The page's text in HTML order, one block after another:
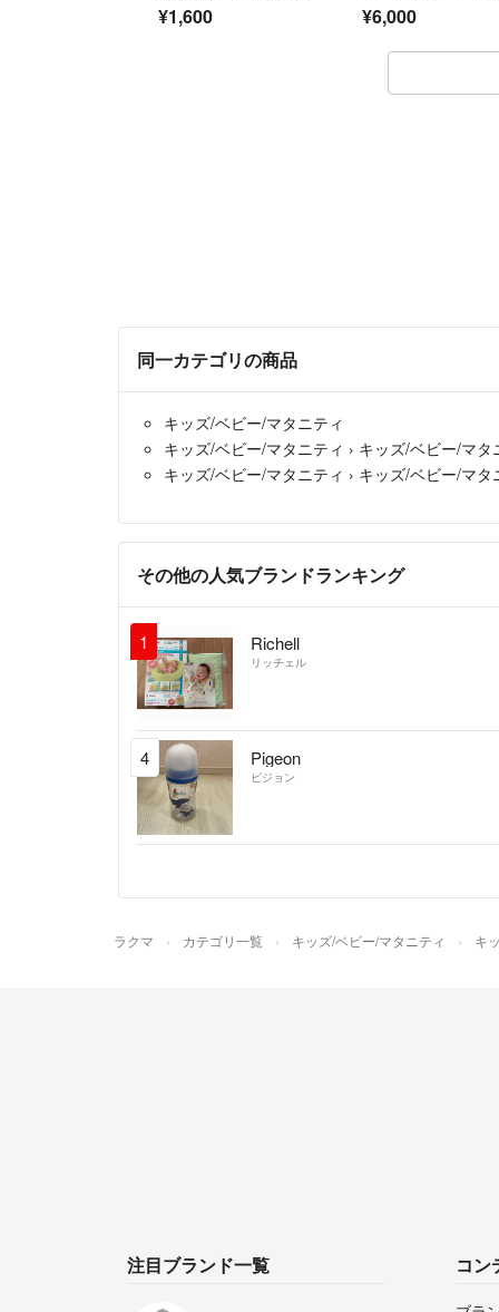
¥1,600 ュ ブラック
¥6,000
同一カテゴリの商品
キッズ/ベビー/マタニティ
キッズ/ベビー/マタニティ › キッズ/ベビー/マタ
キッズ/ベビー/マタニティ › キッズ/ベビー/マタ
その他の人気ブランドランキング
1 Richell
リッチェル
4 Pigeon
ピジョン
ラクマ カテゴリ一覧 キッズ/ベビー/マタニティ キ
注目ブランド一覧 コン